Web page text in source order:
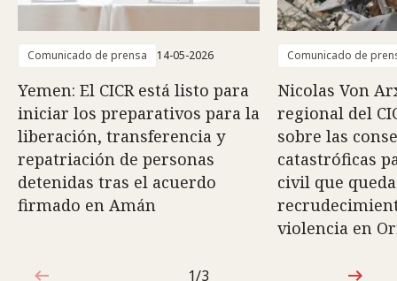
Comunicado de prensa 14-05-2026
Yemen: El CICR está listo para
iniciar los preparativos para la
liberación, transferencia y
repatriación de personas
detenidas tras el acuerdo
firmado en Amán
Comunicado de
Nicolas Von
regional del
sobre las
catastróficas
civil que
violencia en
1/3